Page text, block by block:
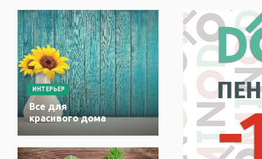
ИНТЕРЬЕР
Все для
красивого дома